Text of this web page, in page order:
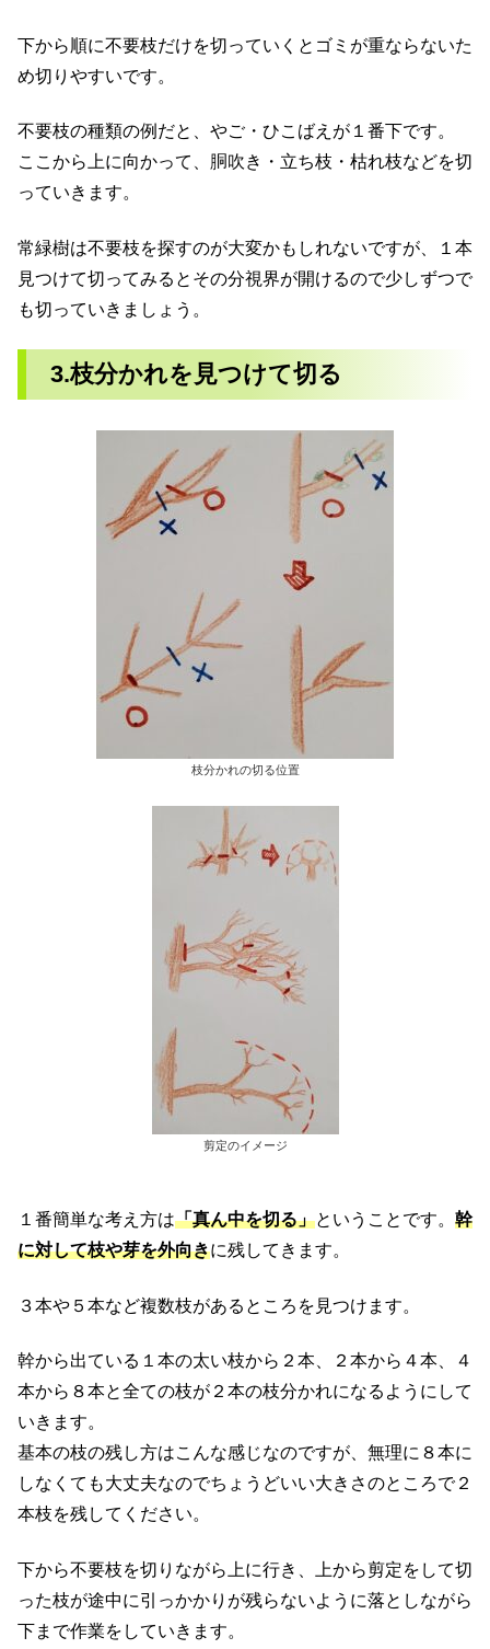
下から順に不要枝だけを切っていくとゴミが重ならないた
め切りやすいです。
不要枝の種類の例だと、やご・ひこばえが１番下です。
ここから上に向かって、胴吹き・立ち枝・枯れ枝などを切
っていきます。
常緑樹は不要枝を探すのが大変かもしれないですが、１本
見つけて切ってみるとその分視界が開けるので少しずつで
も切っていきましょう。
3.枝分かれを見つけて切る
枝分かれの切る位置
剪定のイメージ
１番簡単な考え方は「真ん中を切る」ということです。 幹
に対して枝や芽を外向きに残してきます。
３本や５本など複数枝があるところを見つけます。
幹から出ている１本の太い枝から２本、２本から４本、４
本から８本と全ての枝が２本の枝分かれになるようにして
いきます。
基本の枝の残し方はこんな感じなのですが、無理に８本に
しなくても大丈夫なのでちょうどいい大きさのところで２
本枝を残してください。
下から不要枝を切りながら上に行き、上から剪定をして切
った枝が途中に引っかかりが残らないように落としながら
下まで作業をしていきます。